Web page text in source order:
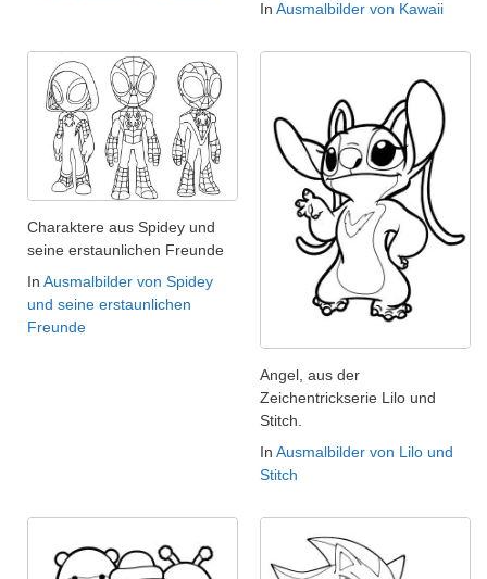
In Ausmalbilder von Kawaii
Charaktere aus Spidey und
seine erstaunlichen Freunde
In Ausmalbilder von Spidey
und seine erstaunlichen
Freunde
Angel, aus der
Zeichentrickserie Lilo und
Stitch.
In Ausmalbilder von Lilo und
Stitch